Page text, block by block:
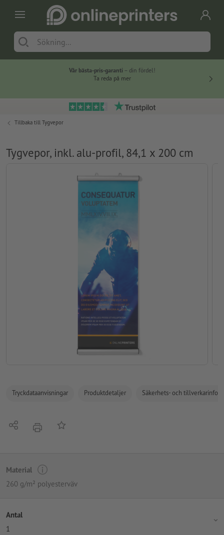
Vår bästa-pris-garanti – din fördel!
Ta reda på mer
Tillbaka till Tygvepor
Tygvepor, inkl. alu-profil, 84,1 x 200 cm
Tryckdataanvisningar Produktdetaljer Säkerhets- och
Dela erbjudandePå anteckningslistan
Material
260 g/m² polyesterväv
Antal
1